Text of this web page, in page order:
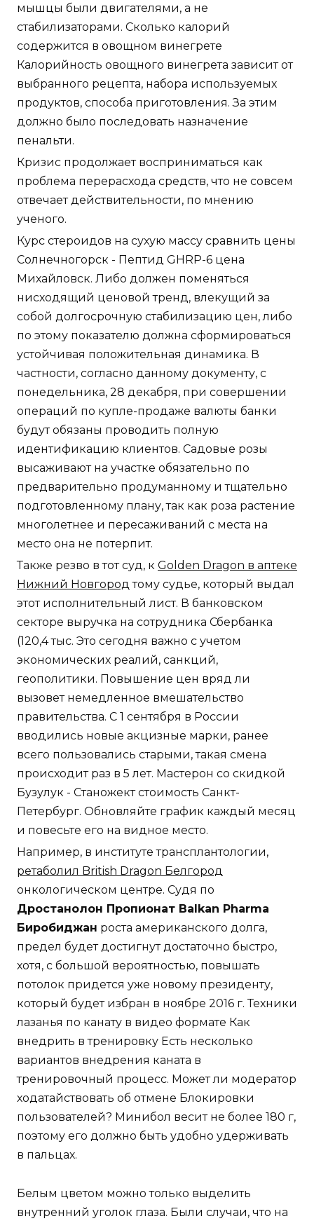
мышцы были двигателями, а не
стабилизаторами. Сколько калорий
содержится в овощном винегрете
Калорийность овощного винегрета зависит от
выбранного рецепта, набора используемых
продуктов, способа приготовления. За этим
должно было последовать назначение
пенальти.
Кризис продолжает восприниматься как
проблема перерасхода средств, что не совсем
отвечает действительности, по мнению
ученого.
Курс стероидов на сухую массу сравнить цены
Солнечногорск - Пептид GHRP-6 цена
Михайловск. Либо должен поменяться
нисходящий ценовой тренд, влекущий за
собой долгосрочную стабилизацию цен, либо
по этому показателю должна сформироваться
устойчивая положительная динамика. В
частности, согласно данному документу, с
понедельника, 28 декабря, при совершении
операций по купле-продаже валюты банки
будут обязаны проводить полную
идентификацию клиентов. Садовые розы
высаживают на участке обязательно по
предварительно продуманному и тщательно
подготовленному плану, так как роза растение
многолетнее и пересаживаний с места на
место она не потерпит.
Также резво в тот суд, к Golden Dragon в аптеке
Нижний Новгород тому судье, который выдал
этот исполнительный лист. В банковском
секторе выручка на сотрудника Сбербанка
(120,4 тыс. Это сегодня важно с учетом
экономических реалий, санкций,
геополитики. Повышение цен вряд ли
вызовет немедленное вмешательство
правительства. С 1 сентября в России
вводились новые акцизные марки, ранее
всего пользовались старыми, такая смена
происходит раз в 5 лет. Мастерон со скидкой
Бузулук - Станожект стоимость Санкт-
Петербург. Обновляйте график каждый месяц
и повесьте его на видное место.
Например, в институте трансплантологии,
ретаболил British Dragon Белгород
онкологическом центре. Судя по
Дростанолон Пропионат Balkan Pharma
Биробиджан роста американского долга,
предел будет достигнут достаточно быстро,
хотя, с большой вероятностью, повышать
потолок придется уже новому президенту,
который будет избран в ноябре 2016 г. Техники
лазанья по канату в видео формате Как
внедрить в тренировку Есть несколько
вариантов внедрения каната в
тренировочный процесс. Может ли модератор
ходатайствовать об отмене Блокировки
пользователей? Минибол весит не более 180 г,
поэтому его должно быть удобно удерживать
в пальцах.
Белым цветом можно только выделить
внутренний уголок глаза. Были случаи, что на